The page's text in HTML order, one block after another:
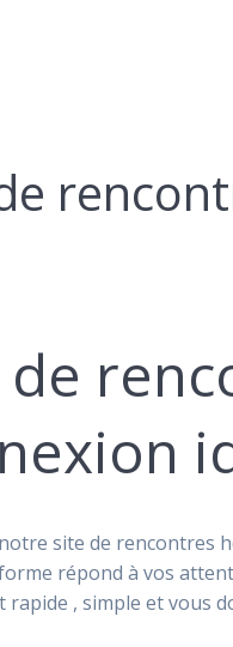
de
site de rencontres
répond à vos
rapide , simple et vous